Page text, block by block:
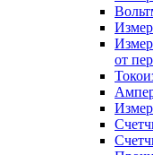
от